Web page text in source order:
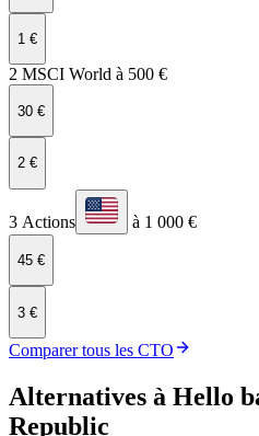
1 €
2 MSCI World à 500 €
30 €
2 €
3 Actions à 1 000 €
45 €
3 €
Comparer tous les CTO
Alternatives à Hello
Republic